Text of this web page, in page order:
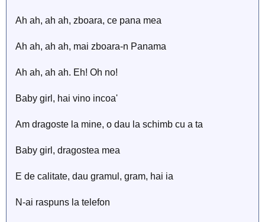
Ah ah, ah ah, zboara, ce pana mea
Ah ah, ah ah, mai zboara-n Panama
Ah ah, ah ah. Eh! Oh no!
Baby girl, hai vino incoa'
Am dragoste la mine, o dau la schimb cu a ta
Baby girl, dragostea mea
E de calitate, dau gramul, gram, hai ia
N-ai raspuns la telefon